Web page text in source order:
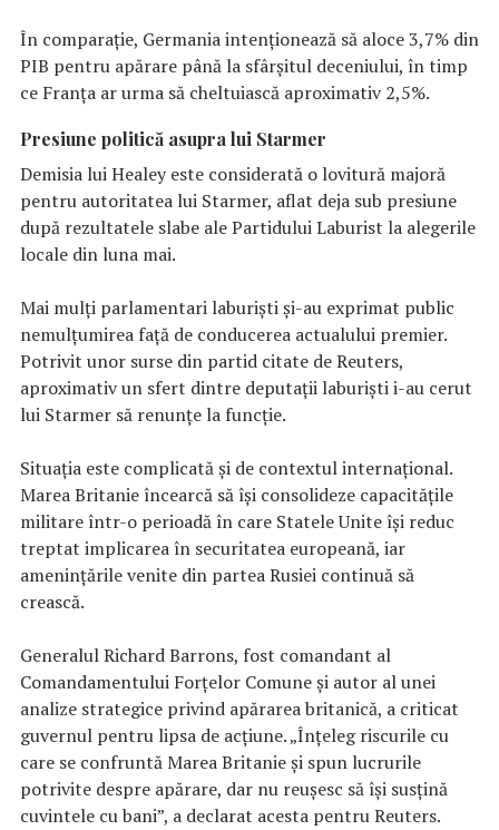
În comparație, Germania intenționează să aloce 3,7% din
PIB pentru apărare până la sfârșitul deceniului, în timp
ce Franța ar urma să cheltuiască aproximativ 2,5%.
Presiune politică asupra lui Starmer
Demisia lui Healey este considerată o lovitură majoră
pentru autoritatea lui Starmer, aflat deja sub presiune
după rezultatele slabe ale Partidului Laburist la alegerile
locale din luna mai.
Mai mulți parlamentari laburiști și-au exprimat public
nemulțumirea față de conducerea actualului premier.
Potrivit unor surse din partid citate de Reuters,
aproximativ un sfert dintre deputații laburiști i-au cerut
lui Starmer să renunțe la funcție.
Situația este complicată și de contextul internațional.
Marea Britanie încearcă să își consolideze capacitățile
militare într-o perioadă în care Statele Unite își reduc
treptat implicarea în securitatea europeană, iar
amenințările venite din partea Rusiei continuă să
crească.
Generalul Richard Barrons, fost comandant al
Comandamentului Forțelor Comune și autor al unei
analize strategice privind apărarea britanică, a criticat
guvernul pentru lipsa de acțiune. „Înțeleg riscurile cu
care se confruntă Marea Britanie și spun lucrurile
potrivite despre apărare, dar nu reușesc să își susțină
cuvintele cu bani”, a declarat acesta pentru Reuters.